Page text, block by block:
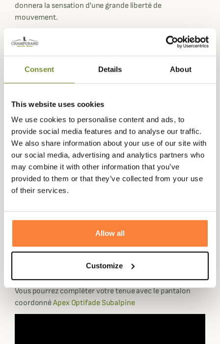
Consent Details About
This website uses cookies
We use cookies to personalise content and ads, to
provide social media features and to analyse our traffic.
We also share information about your use of our site with
our social media, advertising and analytics partners who
may combine it with other information that you’ve
provided to them or that they’ve collected from your use
of their services.
Allow all
Customize
donnera la sensation d'une grande liberté de
mouvement.
Conçu spécialement pour la chasse à l'approche et la
chasse à l'arc, ce sweat Sitka est 200% silencieux. Afin
d'être résistant à vos approches les plus intenses, ce
sweat Apex Hoody est doté de larges renforts au niveau
des épaules, des bras et des coudes. Des protections
parfaite.
Coté équipement, ce sweat Apex Hoody est doté de:
1 capuche intégrée (non amovible)
1 masque intégré au niveau du col pour vous camoufler
complètement le visage
1 grande poche ventrale fermée par zip avec des
compartiments.
1 grand zip central pour faciliter l'enfilement du
Ce sweat Apex Hoody est disponible en coloris Optifade
Subalpine, idéal pour les territoires verdoyants comme
Vous pourrez compléter votre tenue avec le pantalon
coordonnéApex Optifade Subalpine